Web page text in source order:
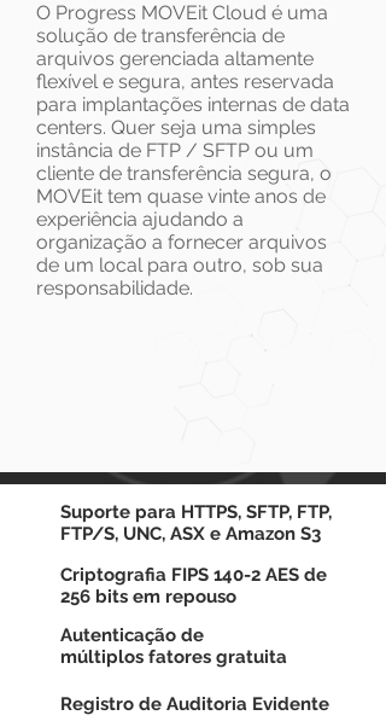
O Progress MOVEit Cloud é uma
solução de transferência de
arquivos gerenciada altamente
flexível e segura, antes reservada
para implantações internas de data
centers. Quer seja uma simples
instância de FTP / SFTP ou um
cliente de transferência segura, o
MOVEit tem quase vinte anos de
experiência ajudando a
organização a fornecer arquivos
de um local para outro, sob sua
responsabilidade.
Suporte para HTTPS, SFTP, FTP,
FTP/S, UNC, ASX e Amazon S3
Criptografia FIPS 140-2 AES de
256 bits em repouso
Autenticação de
múltiplos fatores gratuita
Registro de Auditoria Evidente